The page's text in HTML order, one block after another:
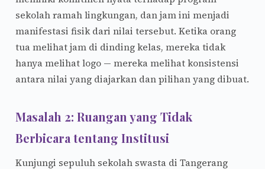
sekolah ramah lingkungan, dan jam ini menjadi
manifestasi fisik dari nilai tersebut. Ketika orang
tua melihat jam di dinding kelas, mereka tidak
hanya melihat logo — mereka melihat konsistensi
antara nilai yang diajarkan dan pilihan yang dibuat.
Masalah 2: Ruangan yang Tidak
Berbicara tentang Institusi
Kunjungi sepuluh sekolah swasta di Tangerang